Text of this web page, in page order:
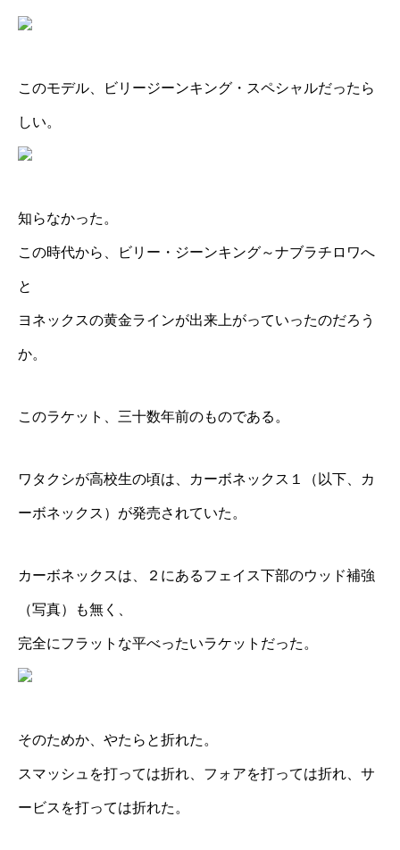
このモデル、ビリージーンキング・スペシャルだったら
しい。
知らなかった。
この時代から、ビリー・ジーンキング～ナブラチロワへ
と
ヨネックスの黄金ラインが出来上がっていったのだろう
か。
このラケット、三十数年前のものである。
ワタクシが高校生の頃は、カーボネックス１（以下、カ
ーボネックス）が発売されていた。
カーボネックスは、２にあるフェイス下部のウッド補強
（写真）も無く、
完全にフラットな平べったいラケットだった。
そのためか、やたらと折れた。
スマッシュを打っては折れ、フォアを打っては折れ、サ
ービスを打っては折れた。